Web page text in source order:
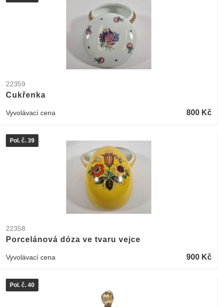
22359
Cukřenka
Vyvolávací cena 800 Kč
Pol. č. 39
22358
Porcelánová dóza ve tvaru vejce
Vyvolávací cena 900 Kč
Pol. č. 40